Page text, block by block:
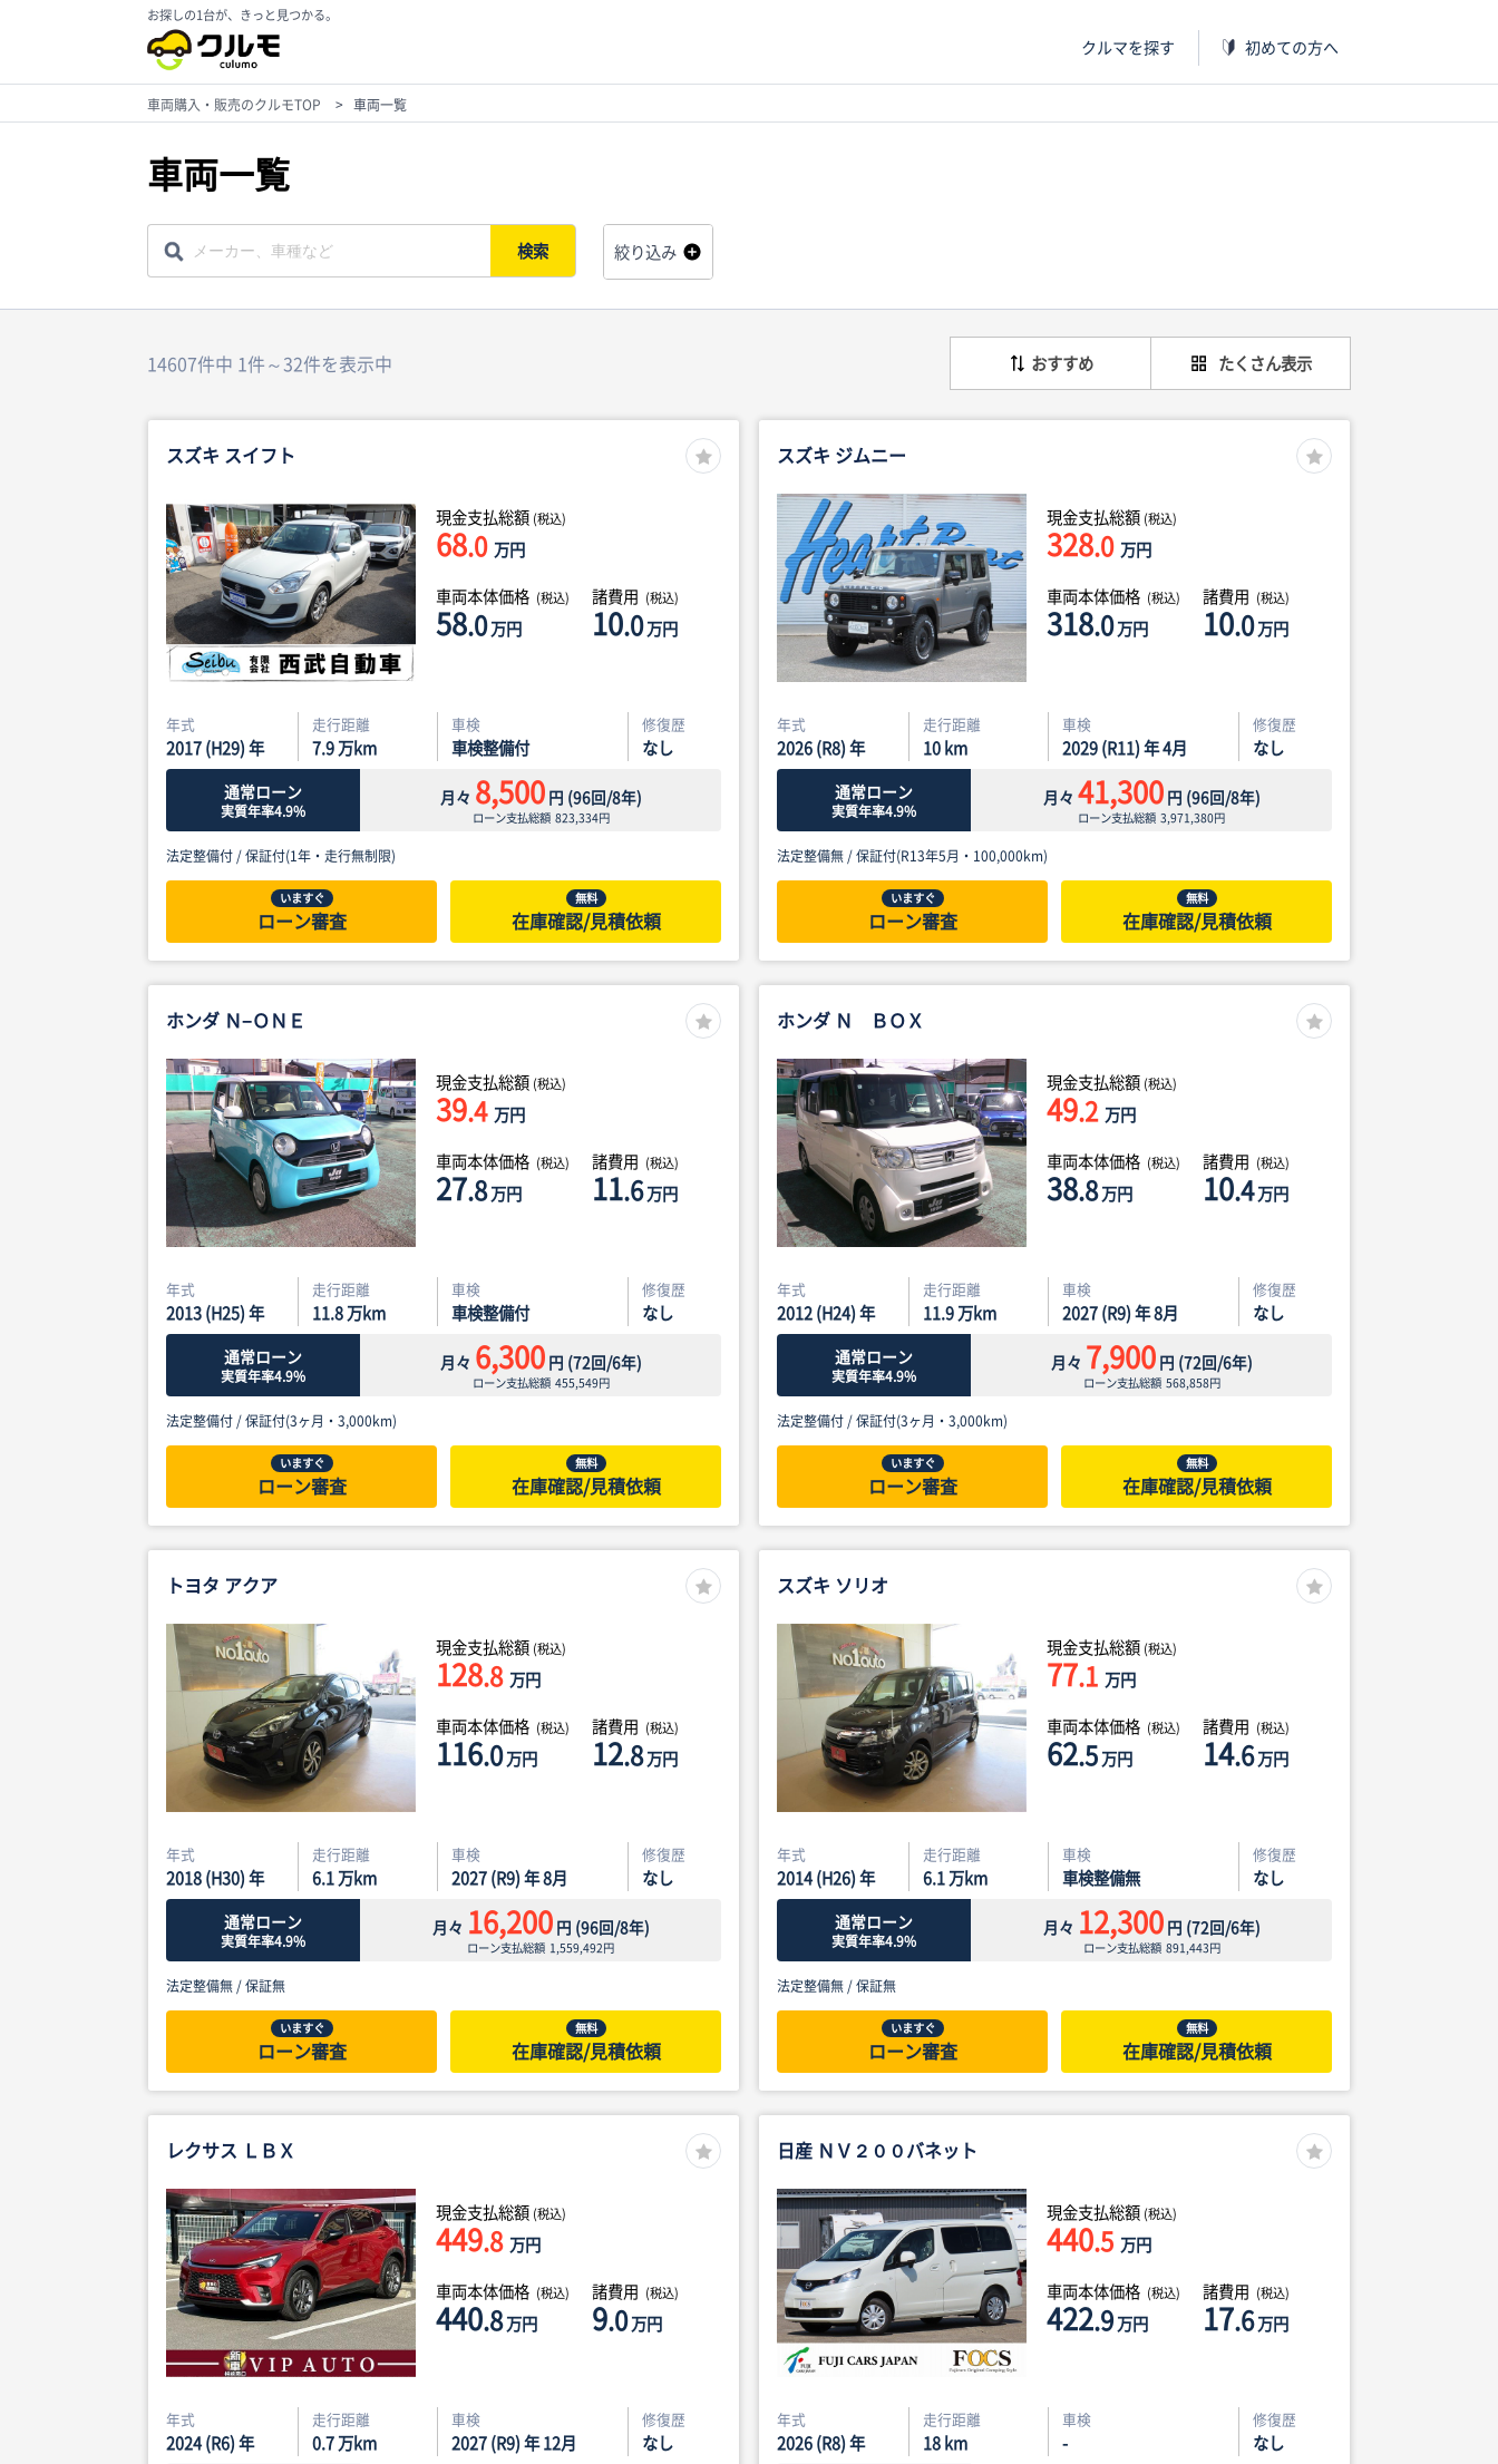
お探しの1台が、きっと見つかる。
クルマを探す 初めての方へ
車両購入・販売のクルモTOP > 車両一覧
車両一覧
検索 絞り込み
14607件中 1件～32件を表示中 おすすめ たくさん表示
スズキ スイフト
現金支払総額 (税込)
68.0 万円
車両本体価格 (税込)
58.0万円
諸費用 (税込)
10.0万円
年式
2017 (H29) 年
走行距離
7.9万km
車検
車検整備付
修復歴
なし
通常ローン
実質年率4.9%
月々 8,500円 (96回/8年)
ローン支払総額 823,334円
法定整備付 /保証付(1年・走行無制限)
いますぐ
ローン審査
無料
在庫確認/見積依頼
スズキ ジムニー
現金支払総額 (税込)
328.0 万円
車両本体価格 (税込)
318.0万円
諸費用 (税込)
10.0万円
年式
2026 (R8) 年
走行距離
10km
車検
2029 (R11) 年 4月
修復歴
なし
通常ローン
実質年率4.9%
月々 41,300円 (96回/8年)
ローン支払総額3,971,380円
法定整備無 /保証付(R13年5月・100,000km)
いますぐ
ローン審査
無料
在庫確認/見積依頼
ホンダ Ｎ−ＯＮＥ
現金支払総額 (税込)
39.4 万円
車両本体価格 (税込)
27.8万円
諸費用 (税込)
11.6万円
年式
2013 (H25) 年
走行距離
11.8万km
車検
車検整備付
修復歴
なし
通常ローン
実質年率4.9%
月々 6,300円 (72回/6年)
ローン支払総額 455,549円
法定整備付 /保証付(3ヶ月・3,000km)
いますぐ
ローン審査
無料
在庫確認/見積依頼
ホンダ Ｎ ＢＯＸ
現金支払総額 (税込)
49.2 万円
車両本体価格 (税込)
38.8万円
諸費用 (税込)
10.4万円
年式
2012 (H24) 年
走行距離
11.9万km
車検
2027 (R9) 年 8月
修復歴
なし
通常ローン
実質年率4.9%
月々 7,900円 (72回/6年)
ローン支払総額 568,858円
法定整備付 /保証付(3ヶ月・3,000km)
いますぐ
ローン審査
無料
在庫確認/見積依頼
トヨタ アクア
現金支払総額 (税込)
128.8 万円
車両本体価格 (税込)
116.0万円
諸費用 (税込)
12.8万円
年式
2018 (H30) 年
走行距離
6.1万km
車検
2027 (R9) 年 8月
修復歴
なし
通常ローン
実質年率4.9%
月々 16,200円 (96回/8年)
ローン支払総額 1,559,492円
法定整備無 /保証無
いますぐ
ローン審査
無料
在庫確認/見積依頼
スズキ ソリオ
現金支払総額 (税込)
77.1 万円
車両本体価格 (税込)
62.5万円
諸費用 (税込)
14.6万円
年式
2014 (H26) 年
走行距離
6.1万km
車検
車検整備無
修復歴
なし
通常ローン
実質年率4.9%
月々 12,300円 (72回/6年)
ローン支払総額 891,443円
法定整備無 /保証無
いますぐ
ローン審査
無料
在庫確認/見積依頼
レクサス ＬＢＸ
現金支払総額 (税込)
449.8 万円
車両本体価格 (税込)
440.8万円
諸費用 (税込)
9.0万円
年式
2024 (R6) 年
走行距離
0.7万km
車検
2027 (R9) 年 12月
修復歴
なし
日産 ＮＶ２００バネット
現金支払総額 (税込)
440.5 万円
車両本体価格 (税込)
422.9万円
諸費用 (税込)
17.6万円
年式
2026 (R8) 年
走行距離
18km
車検
-
修復歴
なし